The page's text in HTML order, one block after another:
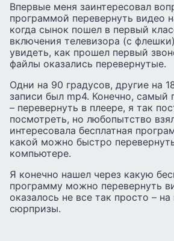
Впервые меня заинтересовал
программой перевернуть видео
когда сынок пошел в первый
включения телевизора (с
увидеть, как прошел первый
файлы оказались перевернутые.
Одни на 90 градусов, другие на
записи был mp4. Конечно, самый
– перевернуть в плеере, я так
посмотреть, но любопытство
интересовала бесплатная
какой можно быстро
компьютере.
Я конечно нашел через какую
программу можно перевернуть
оказалось не все так просто –
сюрпризы.